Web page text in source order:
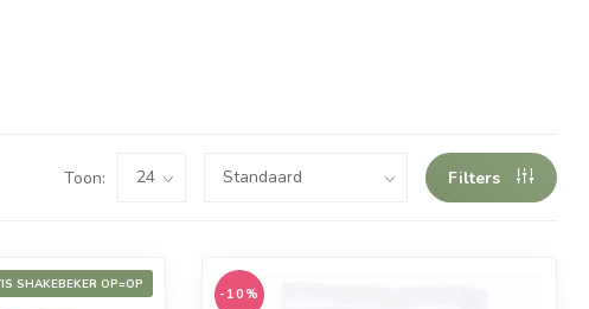
Toon: Filters
SHAKEBEKER OP=OP
-10%